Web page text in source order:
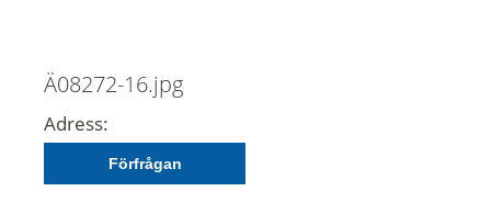
Ä08272-16.jpg
Adress:
Förfrågan